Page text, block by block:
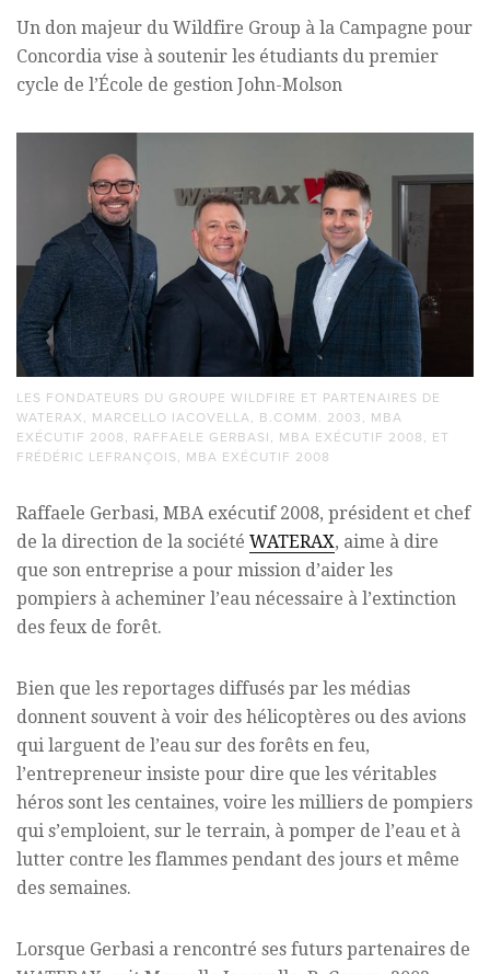
Un don majeur du Wildfire Group à la Campagne pour
Concordia vise à soutenir les étudiants du premier
cycle de l’École de gestion John-Molson
LES FONDATEURS DU GROUPE WILDFIRE ET PARTENAIRES DE
WATERAX, MARCELLO IACOVELLA, B.COMM. 2003, MBA
EXÉCUTIF 2008, RAFFAELE GERBASI, MBA EXÉCUTIF 2008, ET
FRÉDÉRIC LEFRANÇOIS, MBA EXÉCUTIF 2008
Raffaele Gerbasi, MBA exécutif 2008, président et chef
de la direction de la société WATERAX, aime à dire
que son entreprise a pour mission d’aider les
pompiers à acheminer l’eau nécessaire à l’extinction
des feux de forêt.
Bien que les reportages diffusés par les médias
donnent souvent à voir des hélicoptères ou des avions
qui larguent de l’eau sur des forêts en feu,
l’entrepreneur insiste pour dire que les véritables
héros sont les centaines, voire les milliers de pompiers
qui s’emploient, sur le terrain, à pomper de l’eau et à
lutter contre les flammes pendant des jours et même
des semaines.
Lorsque Gerbasi a rencontré ses futurs partenaires de